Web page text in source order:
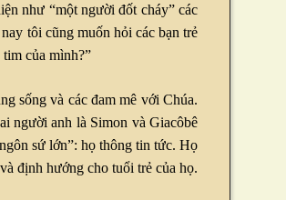
như “một người đốt cháy” các
tôi cũng muốn hỏi các bạn trẻ
của mình?”
sống và các đam mê với Chúa.
người anh là Simon và Giacôbê
sứ lớn”: họ thông tin tức. Họ
định hướng cho tuổi trẻ của họ.